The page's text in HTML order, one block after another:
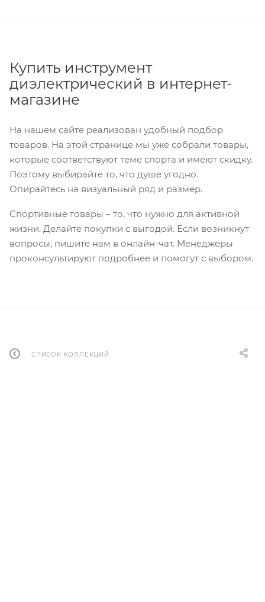
Купить инструмент
диэлектрический в интернет-
магазине
На нашем сайте реализован удобный подбор
товаров. На этой странице мы уже собрали товары,
которые соответствуют теме спорта и имеют скидку.
Поэтому выбирайте то, что душе угодно.
Опирайтесь на визуальный ряд и размер.
Спортивные товары – то, что нужно для активной
жизни. Делайте покупки с выгодой. Если возникнут
вопросы, пишите нам в онлайн-чат. Менеджеры
проконсультируют подробнее и помогут с выбором.
СПИСОК КОЛЛЕКЦИЙ